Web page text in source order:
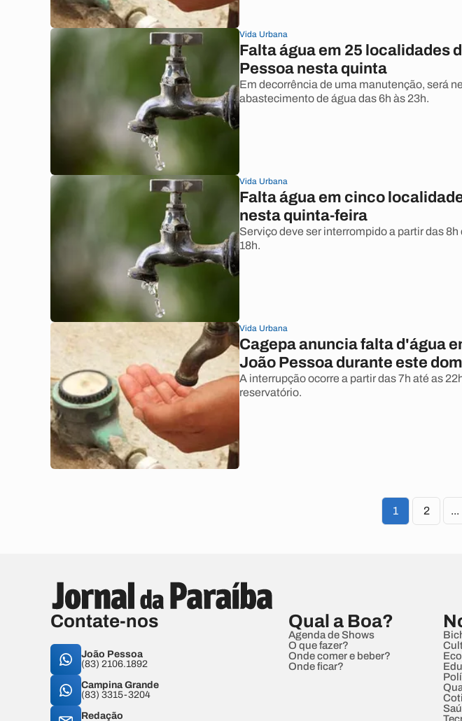
Vida Urbana
Falta água em 25 localidades
Pessoa nesta quinta
Em decorrência de uma manutenção, será
abastecimento de água das 6h às 23h.
Vida Urbana
Falta água em cinco
nesta quinta-feira
Serviço deve ser interrompido a partir das
18h.
Vida Urbana
Cagepa anuncia falta d'água
João Pessoa durante este
A interrupção ocorre a partir das 7h até as
reservatório.
1 2 ...
Contate-nos
João Pessoa
(83) 2106.1892
Campina Grande
(83) 3315-3204
Redação
Qual a Boa?
Agenda de Shows
O que fazer?
Onde comer e beber?
Onde ficar?